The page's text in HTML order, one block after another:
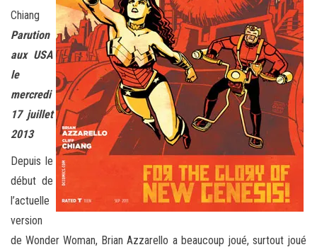
Chiang
Parution
aux USA
le
mercredi
17 juillet
2013
Depuis le
début de
l’actuelle
version
de Wonder Woman, Brian Azzarello a beaucoup joué, surtout joué